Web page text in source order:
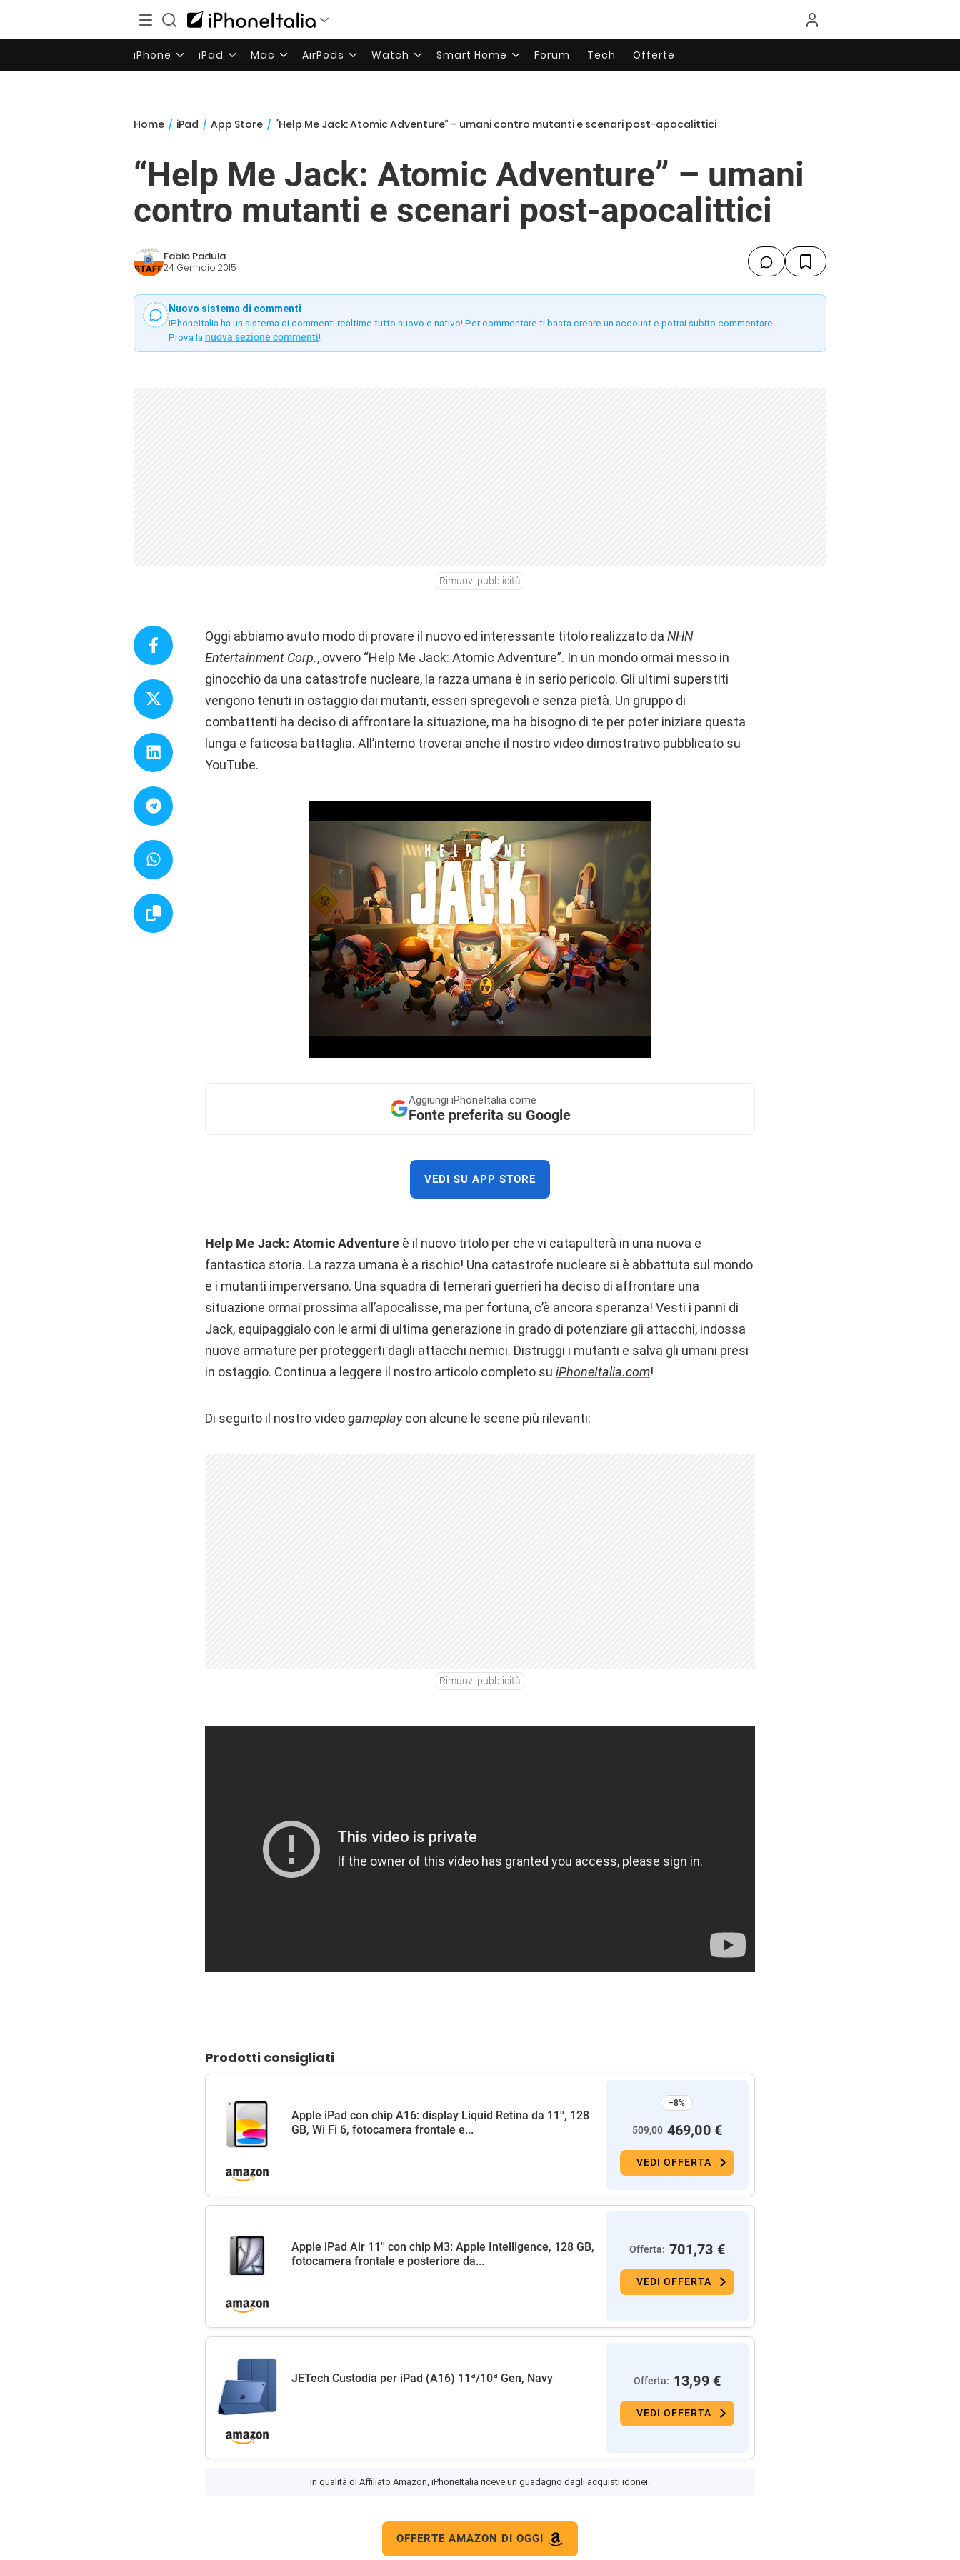
iPhone iPad Mac AirPods Watch Smart Home Forum Tech Offerte
Home / iPad / App Store / “Help Me Jack: Atomic Adventure” – umani contro mutanti e scenari post-apocalittici
“Help Me Jack: Atomic Adventure” – umani
contro mutanti e scenari post-apocalittici
Fabio Padula
24 Gennaio 2015
Nuovo sistema di commenti
iPhoneItalia ha un sistema di commenti realtime tutto nuovo e nativo! Per commentare ti basta creare un account e potrai subito commentare.
Prova la nuova sezione commenti!
Rimuovi pubblicità
Oggi abbiamo avuto modo di provare il nuovo ed interessante titolo realizzato da NHN
Entertainment Corp., ovvero “Help Me Jack: Atomic Adventure”. In un mondo ormai messo in
ginocchio da una catastrofe nucleare, la razza umana è in serio pericolo. Gli ultimi superstiti
vengono tenuti in ostaggio dai mutanti, esseri spregevoli e senza pietà. Un gruppo di
combattenti ha deciso di affrontare la situazione, ma ha bisogno di te per poter iniziare questa
lunga e faticosa battaglia. All’interno troverai anche il nostro video dimostrativo pubblicato su
YouTube.
Aggiungi iPhoneItalia come
Fonte preferita su Google
VEDI SU APP STORE
Help Me Jack: Atomic Adventure è il nuovo titolo per che vi catapulterà in una nuova e
fantastica storia. La razza umana è a rischio! Una catastrofe nucleare si è abbattuta sul mondo
e i mutanti imperversano. Una squadra di temerari guerrieri ha deciso di affrontare una
situazione ormai prossima all’apocalisse, ma per fortuna, c’è ancora speranza! Vesti i panni di
Jack, equipaggialo con le armi di ultima generazione in grado di potenziare gli attacchi, indossa
nuove armature per proteggerti dagli attacchi nemici. Distruggi i mutanti e salva gli umani presi
in ostaggio. Continua a leggere il nostro articolo completo su iPhoneItalia.com!
Di seguito il nostro videogameplaycon alcune le scene più rilevanti:
Rimuovi pubblicità
Prodotti consigliati
Apple iPad con chip A16: display Liquid Retina da 11'', 128
GB, Wi Fi 6, fotocamera frontale e...
−8%
509,00 469,00 €
VEDI OFFERTA
Apple iPad Air 11'' con chip M3: Apple Intelligence, 128 GB,
fotocamera frontale e posteriore da...
Offerta: 701,73 €
VEDI OFFERTA
JETech Custodia per iPad (A16) 11ª/10ª Gen, Navy Offerta: 13,99 €
VEDI OFFERTA
In qualità di Affiliato Amazon, iPhoneItalia riceve un guadagno dagli acquisti idonei.
OFFERTE AMAZON DI OGGI